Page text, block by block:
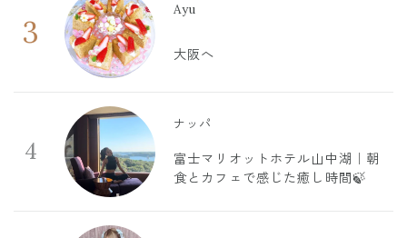
3
Ayu
大阪へ
4
ナッパ
富士マリオットホテル山中湖｜朝
食とカフェで感じた癒し時間🍃